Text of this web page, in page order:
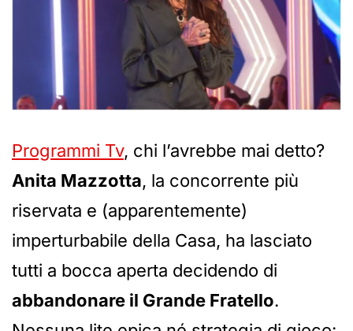
Programmi Tv, chi l’avrebbe mai detto?
Anita Mazzotta, la concorrente più
riservata e (apparentemente)
imperturbabile della Casa, ha lasciato
tutti a bocca aperta decidendo di
abbandonare il Grande Fratello.